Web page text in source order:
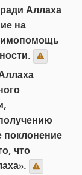
Аллаха
на
поклонение
что